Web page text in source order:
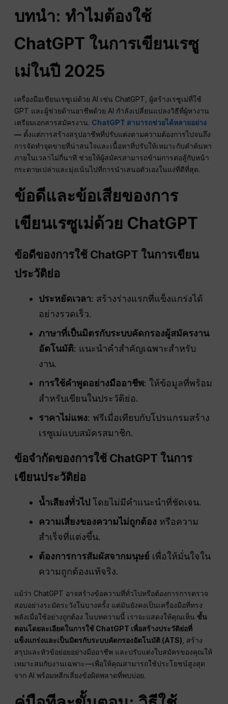
บทนำ: ทำไมต้องใช้
ChatGPT ในการเขียนเรซู
เม่ในปี 2025
เครื่องมือเขียนเรซูเม่ด้วย AI เช่น ChatGPT, ผู้สร้างเรซูเม่ที่ใช้
GPT และผู้ช่วยด้านอาชีพด้วย AI กำลังเปลี่ยนแปลงวิธีที่ผู้หางาน
เตรียมเอกสารสมัครงาน. ChatGPT สามารถช่วยได้หลายอย่าง
— ตั้งแต่การสร้างสรุปอาชีพที่ปรับแต่งตามความต้องการไปจนถึง
การจัดทำจุดขายที่น่าสนใจและเนื้อหาที่ปรับให้เหมาะกับคำค้นหา
ภายในเวลาไม่กี่นาที ช่วยให้ผู้สมัครสามารถข้ามการต่อสู้กับหน้า
กระดาษเปล่าและมุ่งเน้นไปที่การนำเสนอตัวเองในแง่ที่ดีที่สุด.
ข้อดีและข้อเสียของการ
เขียนเรซูเม่ด้วย ChatGPT
ข้อดีของการใช้ ChatGPT ในการเขียน
ประวัติย่อ
ประหยัดเวลา: สร้างร่างแรกที่แข็งแกร่งได้
อย่างรวดเร็ว.
ภาษาที่เป็นมิตรกับระบบคัดกรองผู้สมัครงาน
อัตโนมัติ: แนะนำคำสำคัญเฉพาะสำหรับ
งาน.
การใช้คำพูดอย่างมืออาชีพ: ให้ข้อมูลที่พร้อม
สำหรับเขียนในประวัติย่อ.
ราคาไม่แพง: ฟรีเมื่อเทียบกับโปรแกรมสร้าง
เรซูเม่แบบสมัครสมาชิก.
ข้อจำกัดของการใช้ ChatGPT ในการ
เขียนประวัติย่อ
น้ำเสียงทั่วไป โดยไม่มีคำแนะนำที่ชัดเจน.
ความเสี่ยงของความไม่ถูกต้อง หรือความ
สำเร็จที่แต่งขึ้น.
ต้องการการสัมผัสจากมนุษย์ เพื่อให้มั่นใจใน
ความถูกต้องแท้จริง.
แม้ว่า ChatGPT อาจสร้างข้อความที่ทั่วไปหรือต้องการการตรวจ
สอบอย่างระมัดระวังในบางครั้ง แต่มันยังคงเป็นเครื่องมือที่ทรง
พลังเมื่อใช้อย่างถูกต้อง ในบทความนี้ เราจะแสดงให้คุณเห็น ขั้น
ตอนโดยละเอียดในการใช้ ChatGPT เพื่อสร้างประวัติย่อที่
แข็งแกร่งและเป็นมิตรกับระบบคัดกรองอัตโนมัติ (ATS) , สร้าง
สรุปและหัวข้อย่อยอย่างมืออาชีพ และปรับแต่งใบสมัครของคุณให้
เหมาะสมกับงานเฉพาะ—เพื่อให้คุณสามารถใช้ประโยชน์สูงสุด
จาก AI พร้อมหลีกเลี่ยงข้อผิดพลาดที่พบบ่อย.